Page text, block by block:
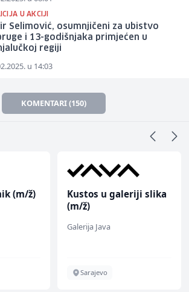
U AKCIJI
Selimović, osumnjičeni za ubistvo
i 13-godišnjaka primjećen u
regiji
u 14:03
KOMENTARI (150)
(m/ž)
Kustos u galeriji slika
(m/ž)
Galerija Java
Sarajevo